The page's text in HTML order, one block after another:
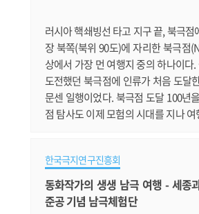
1.......
러시아 핵쇄빙선 타고 지구 끝, 북극점
장 북쪽(북위 90도)에 자리한 북극점
상에서 가장 먼 여행지 중의 하나이다
도전했던 북극점에 인류가 처음 도달
문센 일행이었다. 북극점 도달 100년
점 탐사도 이제 모험의 시대를 지나
작가의 여행기를 싣는다. 북극점 탐방
수(극지방 전문 여행가) 핀란드 헬싱키
아의 부동항이자 군사항인 무르만스
한국극지연구진흥회
동화작가의 생생 남극 여행 - 세종
준공 기념 남극체험단